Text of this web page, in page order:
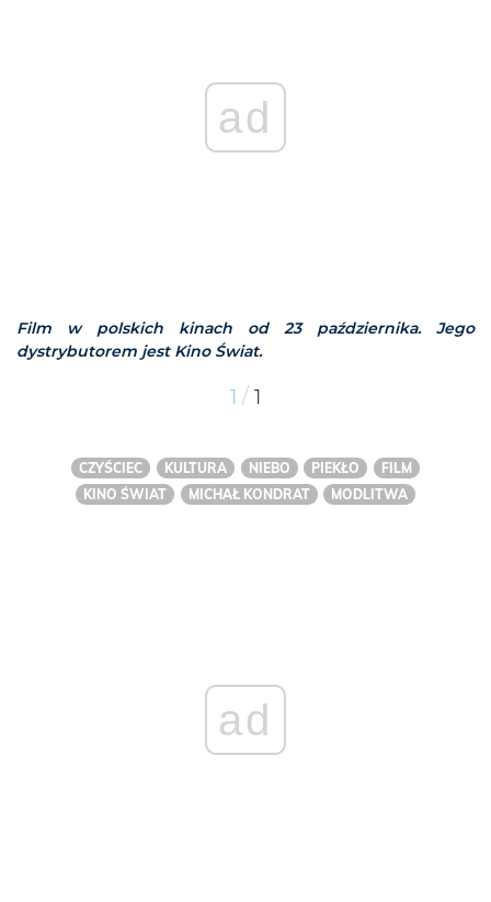
ad
Film w polskich kinach od 23 października. Jego
dystrybutorem jest Kino Świat.
1 / 1
CZYŚCIEC KULTURA NIEBO PIEKŁO
FILM
KINO ŚWIAT
MICHAŁ KONDRAT MODLITWA
ad